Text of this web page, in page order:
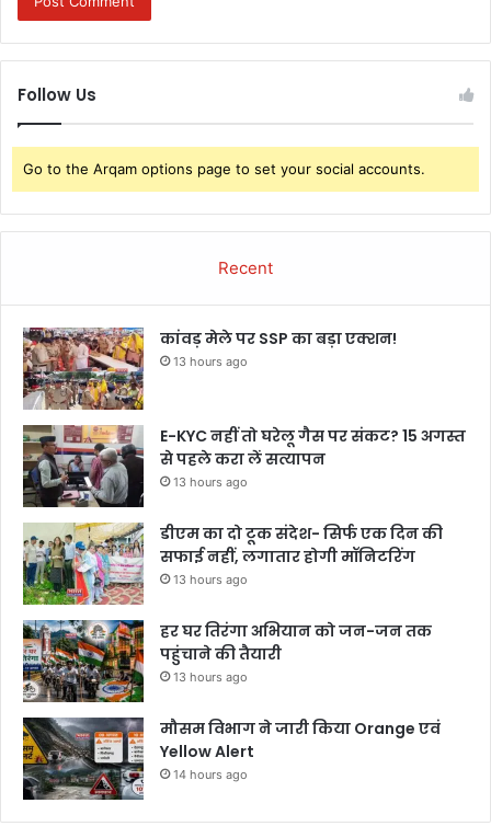
Follow Us
Go to the Arqam options page to set your social accounts.
Recent
कांवड़ मेले पर SSP का बड़ा एक्शन!
13 hours ago
E-KYC नहीं तो घरेलू गैस पर संकट? 15 अगस्त
से पहले करा लें सत्यापन
13 hours ago
डीएम का दो टूक संदेश- सिर्फ एक दिन की
सफाई नहीं, लगातार होगी मॉनिटरिंग
13 hours ago
हर घर तिरंगा अभियान को जन-जन तक
पहुंचाने की तैयारी
13 hours ago
मौसम विभाग ने जारी किया Orange एवं
Yellow Alert
14 hours ago